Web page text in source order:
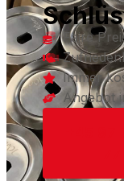
Faire
Immer
Angebot